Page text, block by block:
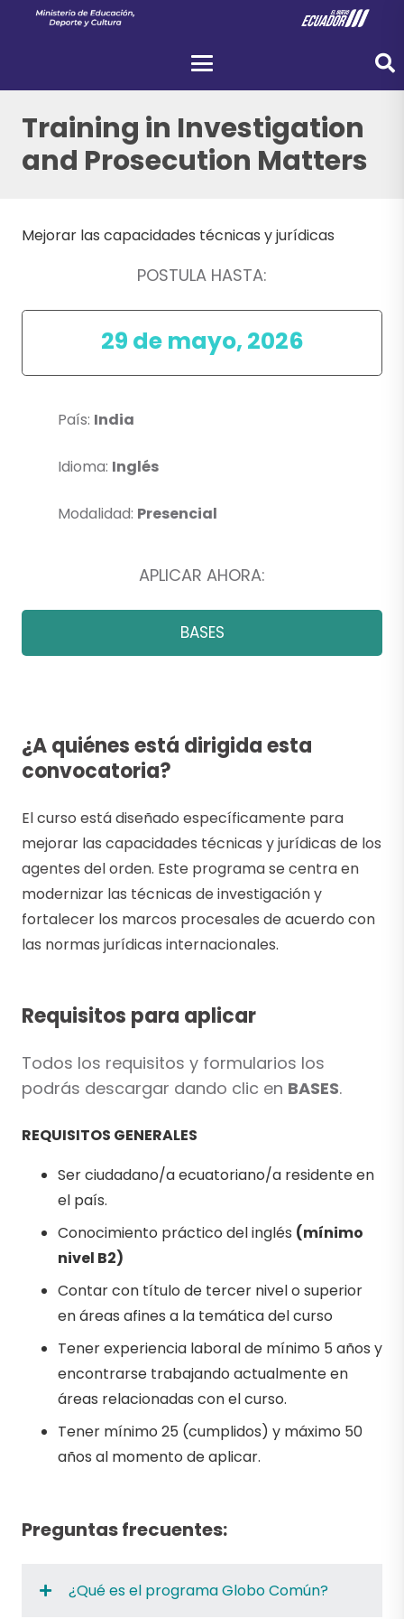
Training in Investigation
and Prosecution Matters
Mejorar las capacidades técnicas y jurídicas
POSTULA HASTA:
29 de mayo, 2026
País: India
Idioma: Inglés
Modalidad: Presencial
APLICAR AHORA:
BASES
¿A quiénes está dirigida esta
convocatoria?
El curso está diseñado específicamente para
mejorar las capacidades técnicas y jurídicas de los
agentes del orden. Este programa se centra en
modernizar las técnicas de investigación y
fortalecer los marcos procesales de acuerdo con
las normas jurídicas internacionales.
Requisitos para aplicar
Todos los requisitos y formularios los
podrás descargar dando clic en BASES.
REQUISITOS GENERALES
Ser ciudadano/a ecuatoriano/a residente en
el país.
Conocimiento práctico del inglés (mínimo
nivel B2)
Contar con título de tercer nivel o superior
en áreas afines a la temática del curso
Tener experiencia laboral de mínimo 5 años y
encontrarse trabajando actualmente en
áreas relacionadas con el curso.
Tener mínimo 25 (cumplidos) y máximo 50
años al momento de aplicar.
Preguntas frecuentes:
¿Qué es el programa Globo Común?